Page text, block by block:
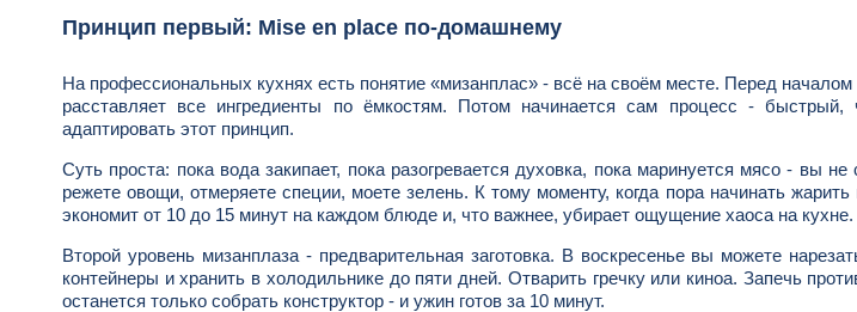
Принцип первый: Mise en place по-домашнему
На профессиональных кухнях есть понятие «мизанплас» - всё на своём месте. Перед началом
расставляет все ингредиенты по ёмкостям. Потом начинается сам процесс -
адаптировать этот принцип.
Суть проста: пока вода закипает, пока разогревается духовка, пока маринуется мясо - вы
режете овощи, отмеряете специи, моете зелень. К тому моменту, когда пора начинать
экономит от 10 до 15 минут на каждом блюде и, что важнее, убирает ощущение хаоса на кухне.
Второй уровень мизанплаза - предварительная заготовка. В воскресенье вы можете
контейнеры и хранить в холодильнике до пяти дней. Отварить гречку или киноа. Запечь
останется только собрать конструктор - и ужин готов за 10 минут.